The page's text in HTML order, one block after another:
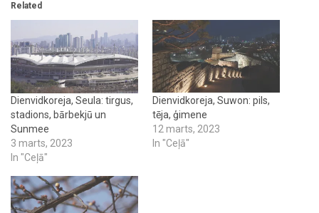
Related
Dienvidkoreja, Seula: tirgus,
stadions, bārbekjū un
Sunmee
3 marts, 2023
In "Ceļā"
Dienvidkoreja, Suwon: pils,
tēja, ģimene
12 marts, 2023
In "Ceļā"